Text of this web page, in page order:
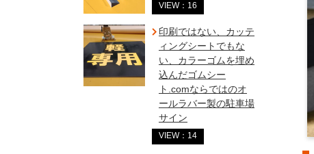
VIEW：16
印刷ではない、カッテ
ィングシートでもな
い、カラーゴムを埋め
込んだゴムシー
ト.comならではのオ
ールラバー製の駐車場
サイン
VIEW：14